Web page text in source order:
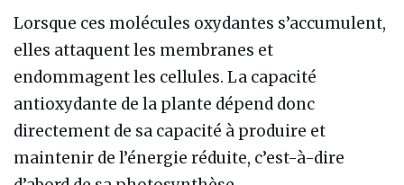
Lorsque ces molécules oxydantes s’accumulent,
elles attaquent les membranes et
endommagent les cellules. La capacité
antioxydante de la plante dépend donc
directement de sa capacité à produire et
maintenir de l’énergie réduite, c’est-à-dire